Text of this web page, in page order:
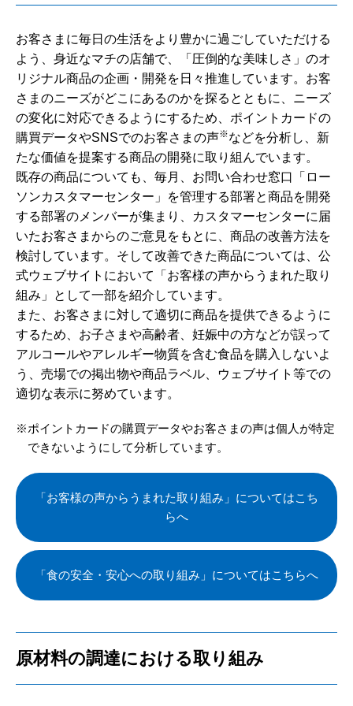
お客さまに毎日の生活をより豊かに過ごしていただける
よう、身近なマチの店舗で、「圧倒的な美味しさ」のオ
リジナル商品の企画・開発を日々推進しています。お客
さまのニーズがどこにあるのかを探るとともに、ニーズ
の変化に対応できるようにするため、ポイントカードの
購買データやSNSでのお客さまの声※などを分析し、新
たな価値を提案する商品の開発に取り組んでいます。
既存の商品についても、毎月、お問い合わせ窓口「ロー
ソンカスタマーセンター」を管理する部署と商品を開発
する部署のメンバーが集まり、カスタマーセンターに届
いたお客さまからのご意見をもとに、商品の改善方法を
検討しています。そして改善できた商品については、公
式ウェブサイトにおいて「お客様の声からうまれた取り
組み」として一部を紹介しています。
また、お客さまに対して適切に商品を提供できるように
するため、お子さまや高齢者、妊娠中の方などが誤って
アルコールやアレルギー物質を含む食品を購入しないよ
う、売場での掲出物や商品ラベル、ウェブサイト等での
適切な表示に努めています。
ポイントカードの購買データやお客さまの声は個人が特定
できないようにして分析しています。
「お客様の声からうまれた取り組み」についてはこち
らへ
「食の安全・安心への取り組み」についてはこちらへ
原材料の調達における取り組み